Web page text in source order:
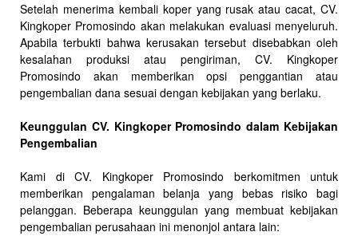
Setelah menerima kembali koper yang rusak atau cacat, CV.
Kingkoper Promosindo akan melakukan evaluasi menyeluruh.
Apabila terbukti bahwa kerusakan tersebut disebabkan oleh
kesalahan produksi atau pengiriman, CV. Kingkoper
Promosindo akan memberikan opsi penggantian atau
pengembalian dana sesuai dengan kebijakan yang berlaku.
Keunggulan CV. Kingkoper Promosindo dalam Kebijakan
Pengembalian
Kami di CV. Kingkoper Promosindo berkomitmen untuk
memberikan pengalaman belanja yang bebas risiko bagi
pelanggan. Beberapa keunggulan yang membuat kebijakan
pengembalian perusahaan ini menonjol antara lain: